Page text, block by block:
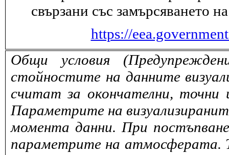
свързани със замърсяването
https://
Общи условия
стойностите на данните
считат за окончателни,
Параметрите на
момента данни. При
параметрите на атмосферата.